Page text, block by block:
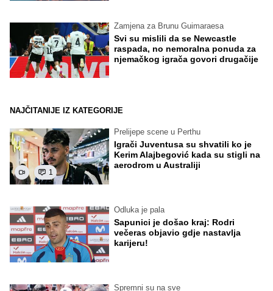
Zamjena za Brunu Guimaraesa
Svi su mislili da se Newcastle
raspada, no nemoralna ponuda za
njemačkog igrača govori drugačije
NAJČITANIJE IZ KATEGORIJE
1
Prelijepe scene u Perthu
Igrači Juventusa su shvatili ko je
Kerim Alajbegović kada su stigli na
aerodrom u Australiji
Odluka je pala
Sapunici je došao kraj: Rodri
večeras objavio gdje nastavlja
karijeru!
Spremni su na sve